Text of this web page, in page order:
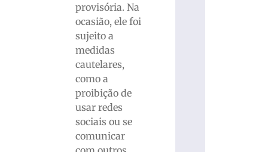
provisória. Na
ocasião, ele foi
sujeito a
medidas
cautelares,
como a
proibição de
usar redes
sociais ou se
comunicar